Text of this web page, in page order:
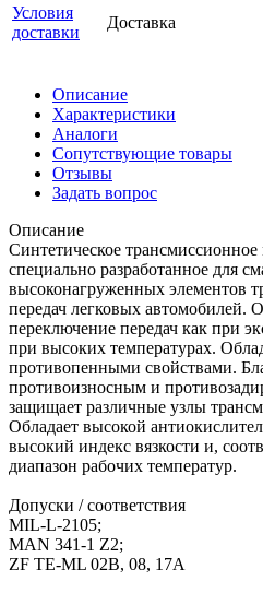
Условия
доставки
Доставка
Описание
Характеристики
Аналоги
Сопутствующие товары
Отзывы
Задать вопрос
Описание
Синтетическое
специально разработанное для
высоконагруженных элементов
передач легковых автомобилей.
переключение передач как при
при высоких температурах.
противопенными свойствами.
противоизносным и
защищает различные узлы
Обладает высокой
высокий индекс вязкости и,
диапазон рабочих температур.
Допуски / соответствия
MIL-L-2105;
MAN 341-1 Z2;
ZF TE-ML 02В, 08, 17A